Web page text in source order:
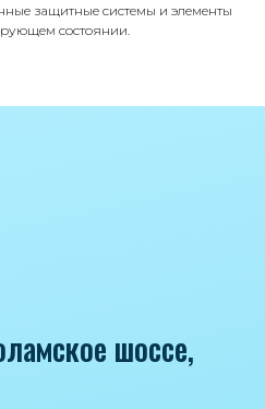
защитные системы и элементы
состоянии.